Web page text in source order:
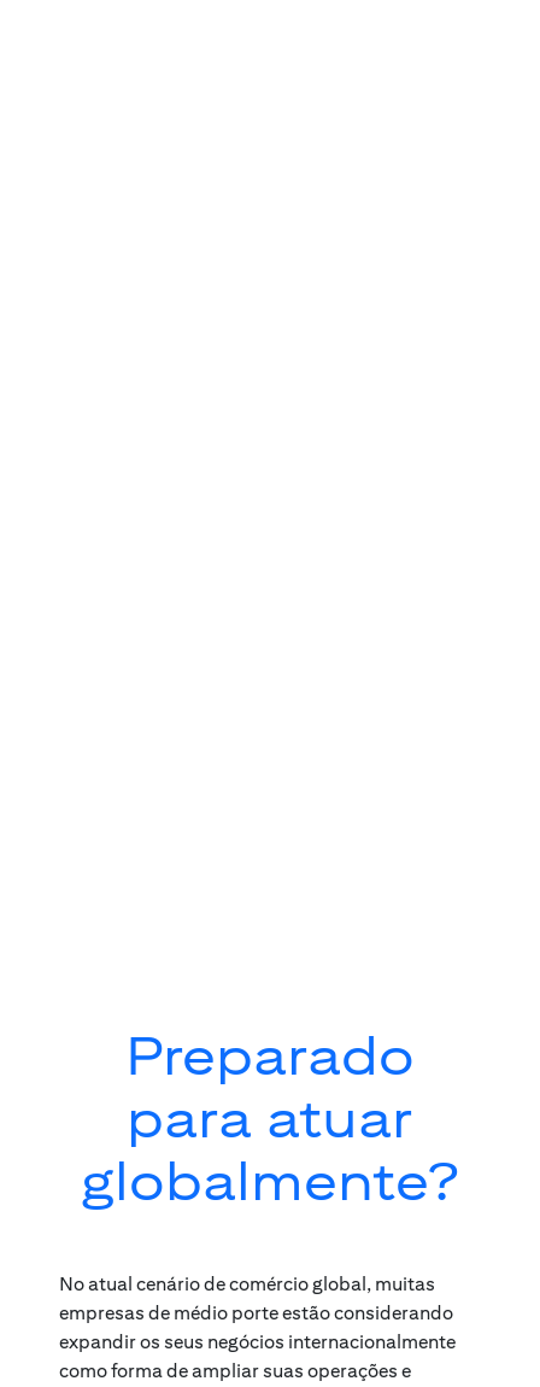
Preparado
para atuar
globalmente?
No atual cenário de comércio global, muitas
empresas de médio porte estão considerando
expandir os seus negócios internacionalmente
como forma de ampliar suas operações e